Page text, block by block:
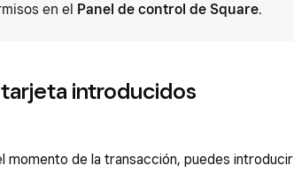
en el Panel de control de Square.
introducidos
momento de la transacción, puedes introducir